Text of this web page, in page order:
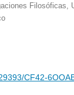
Filosóficas,
CF42-